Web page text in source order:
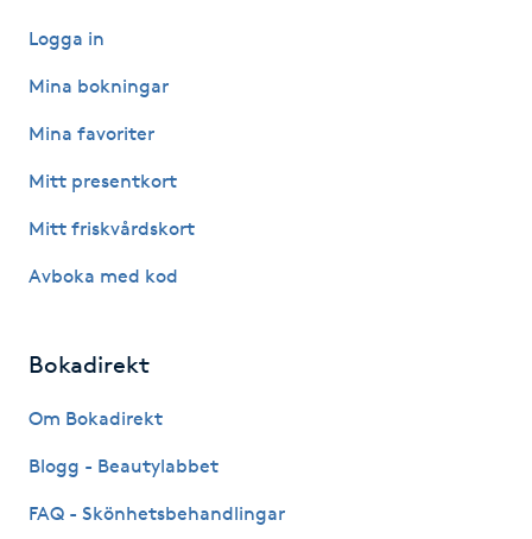
Hot Stone Massage
Hudföryngring
Hypnos
Logga in
Mina bokningar
Mina favoriter
Mitt presentkort
Mitt friskvårdskort
Avboka med kod
Bokadirekt
Om Bokadirekt
Blogg - Beautylabbet
FAQ - Skönhetsbehandlingar